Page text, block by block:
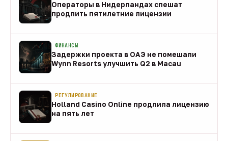
Операторы в Нидерландах спешат
продлить пятилетние лицензии
ФИНАНСЫ
Задержки проекта в ОАЭ не помешали
Wynn Resorts улучшить Q2 в Macau
РЕГУЛИРОВАНИЕ
Holland Casino Online продлила лицензию
на пять лет